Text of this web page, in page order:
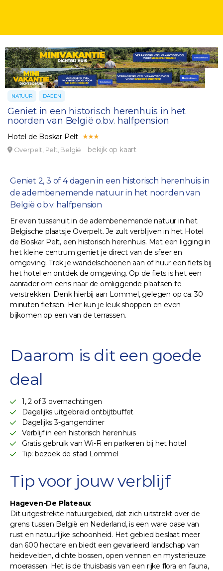
NATUUR DAGEN
Geniet in een historisch herenhuis in het
noorden van België o.b.v. halfpension
Hotel de Boskar Pelt
Overpelt, Pelt, België bekijk op kaart
Geniet 2, 3 of 4 dagen in een historisch herenhuis in
de adembenemende natuur in het noorden van
België o.b.v. halfpension
Er even tussenuit in de adembenemende natuur in het
Belgische plaatsje Overpelt. Je zult verblijven in het Hotel
de Boskar Pelt, een historisch herenhuis. Met een ligging in
het kleine centrum geniet je direct van de sfeer en
omgeving. Trek je wandelschoenen aan of huur een fiets bij
het hotel en ontdek de omgeving. Op de fiets is het een
aanrader om eens naar de omliggende plaatsen te
verstrekken. Denk hierbij aan Lommel, gelegen op ca. 30
minuten fietsen. Hier kun je leuk shoppen en even
bijkomen op een van de terrassen.
Daarom is dit een goede
deal
1, 2 of 3 overnachtingen
Dagelijks uitgebreid ontbijtbuffet
Dagelijks 3-gangendiner
Verblijf in een historisch herenhuis
Gratis gebruik van Wi-Fi en parkeren bij het hotel
Tip: bezoek de stad Lommel
Tip voor jouw verblijf
Hageven-De Plateaux
Dit uitgestrekte natuurgebied, dat zich uitstrekt over de
grens tussen België en Nederland, is een ware oase van
rust en natuurlijke schoonheid. Het gebied beslaat meer
dan 600 hectare en biedt een gevarieerd landschap van
heidevelden, dichte bossen, open vennen en mysterieuze
moerassen. Het is de thuisbasis van een rijke flora en fauna,